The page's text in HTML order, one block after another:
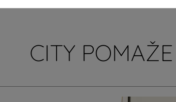
CITY POMAŽE